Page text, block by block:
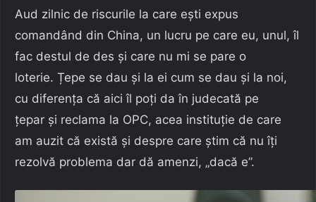
Aud zilnic de riscurile la care ești expus
comandând din China, un lucru pe care eu, unul, îl
fac destul de des și care nu mi se pare o
loterie. Țepe se dau și la ei cum se dau și la noi,
cu diferența că aici îl poți da în judecată pe
țepar și reclama la OPC, acea instituție de care
am auzit că există și despre care știm că nu îți
rezolvă problema dar dă amenzi, „dacă e”.